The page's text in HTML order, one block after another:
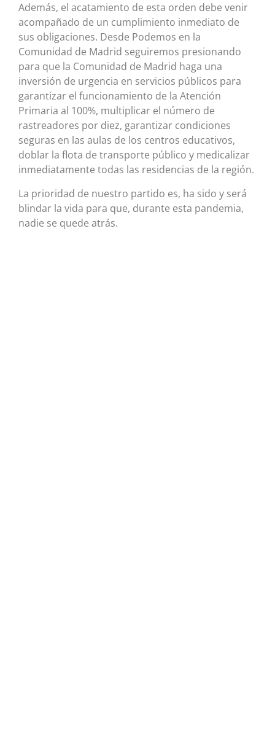
Además, el acatamiento de esta orden debe venir
acompañado de un cumplimiento inmediato de
sus obligaciones. Desde Podemos en la
Comunidad de Madrid seguiremos presionando
para que la Comunidad de Madrid haga una
inversión de urgencia en servicios públicos para
garantizar el funcionamiento de la Atención
Primaria al 100%, multiplicar el número de
rastreadores por diez, garantizar condiciones
seguras en las aulas de los centros educativos,
doblar la flota de transporte público y medicalizar
inmediatamente todas las residencias de la región.
La prioridad de nuestro partido es, ha sido y será
blindar la vida para que, durante esta pandemia,
nadie se quede atrás.